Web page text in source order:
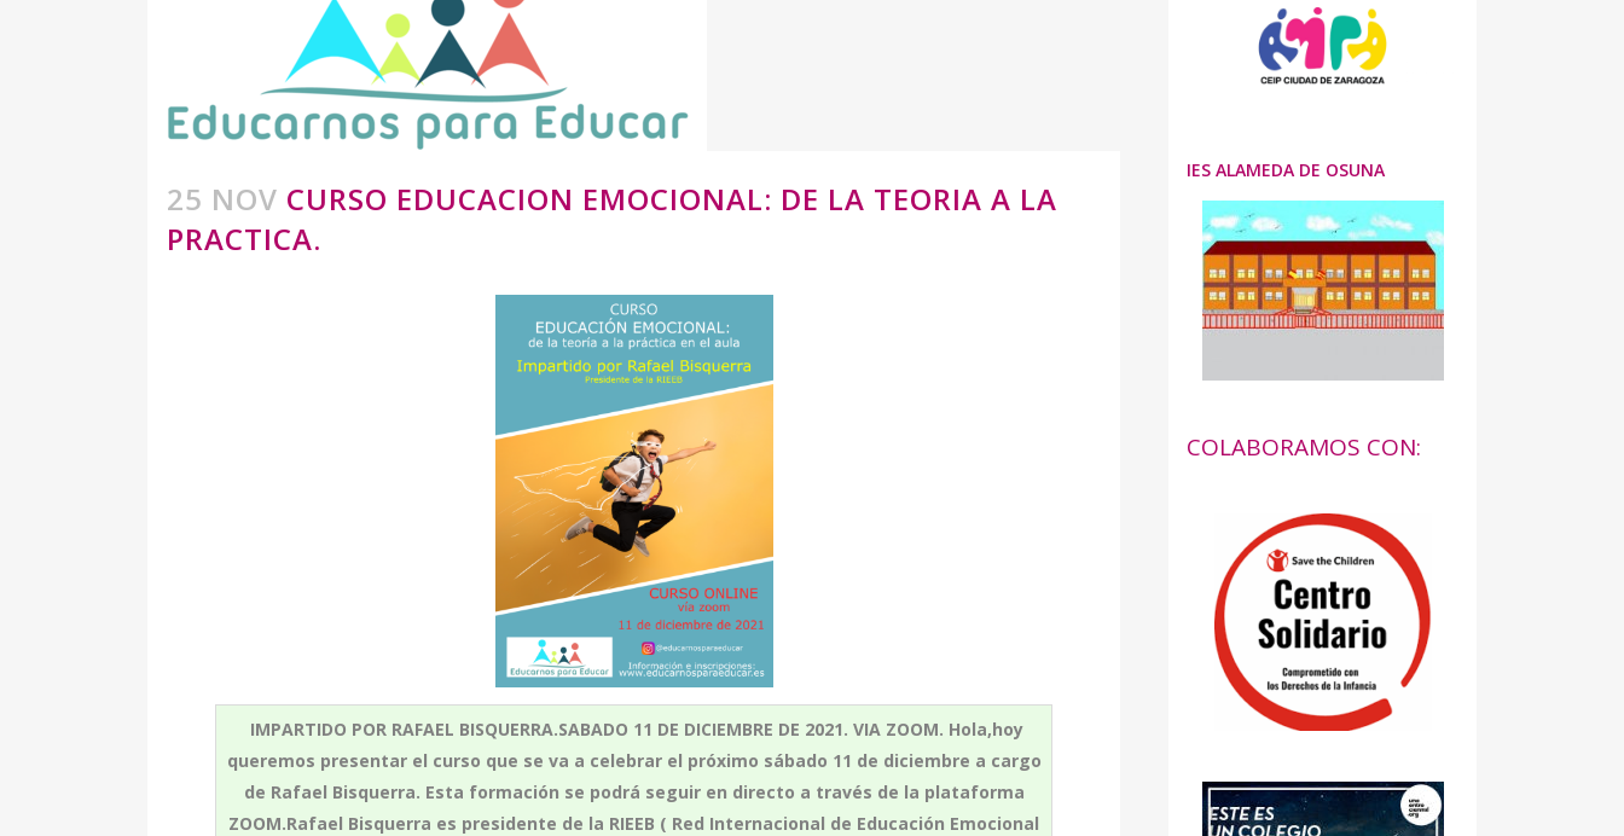
25 NOV CURSO EDUCACION EMOCIONAL: DE LA TEORIA A LA
PRACTICA.
IMPARTIDO POR RAFAEL BISQUERRA.SABADO 11 DE DICIEMBRE DE 2021. VIA ZOOM. Hola,hoy
queremos presentar el curso que se va a celebrar el próximo sábado 11 de diciembre a cargo
de Rafael Bisquerra. Esta formación se podrá seguir en directo a través de la plataforma
ZOOM.Rafael Bisquerra es presidente de la RIEEB ( Red Internacional de Educación Emocional
IES ALAMEDA DE OSUNA
COLABORAMOS CON: